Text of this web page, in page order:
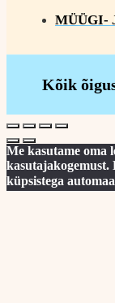
MÜÜGI-
Kõik
Me kasutame oma
kasutajakogemust.
küpsistega